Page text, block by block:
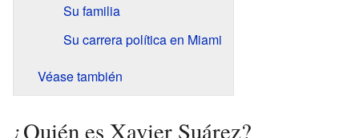
Su familia
Su carrera política en Miami
Véase también
¿Quién es Xavier Suárez?